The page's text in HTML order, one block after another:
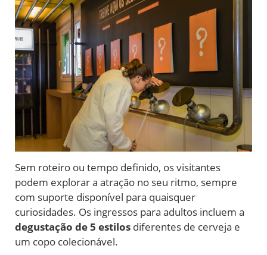
Sem roteiro ou tempo definido, os visitantes
podem explorar a atração no seu ritmo, sempre
com suporte disponível para quaisquer
curiosidades. Os ingressos para adultos incluem a
degustação de 5 estilos diferentes de cerveja e
um copo colecionável.